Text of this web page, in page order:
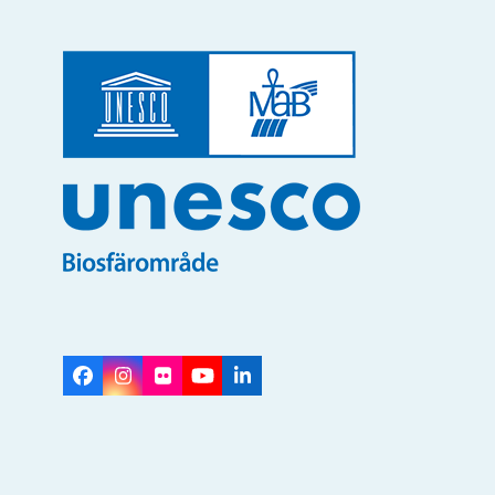
Facebook
Instagram
FlickrYouTubeLinkedIn